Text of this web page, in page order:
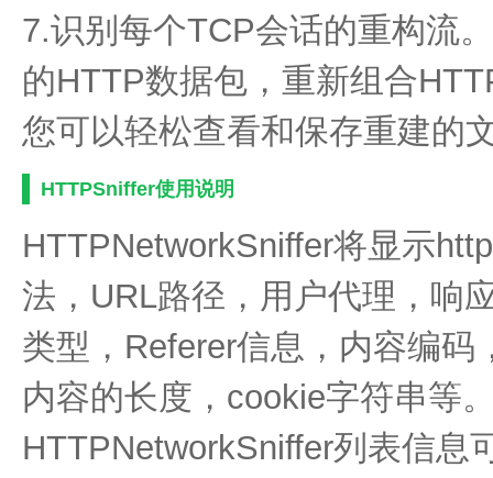
7.识别每个TCP会话的重构流
的HTTP数据包，重新组合
您可以轻松查看和保存重建的
HTTPSniffer使用说明
HTTPNetworkSniffer将显示
法，URL路径，用户代理，响
类型，Referer信息，内容编
内容的长度，cookie字符串等
HTTPNetworkSniffer列表信息